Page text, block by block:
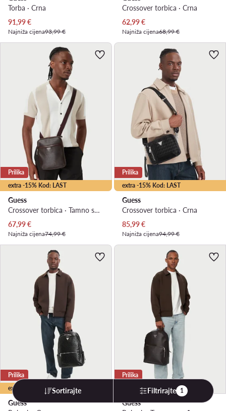
Torba · Crna
Trenutna cijena
91,99€
Najniža cijena93,99 €
Crossover torbica · Crna
Trenutna cijena
62,99€
Najniža cijena68,99 €
extra -15% Kod: LAST
Prilika
Guess
Crossover torbica · Tamno smeđa
Trenutna cijena
67,99€
Najniža cijena74,99 €
extra -15% Kod: LAST
Prilika
Guess
Crossover torbica · Crna
Trenutna cijena
85,99€
Najniža cijena94,99 €
extra -15% Kod: LAST
Prilika
Guess
Prilika
Guess
Sortirajte Filtrirajte 1